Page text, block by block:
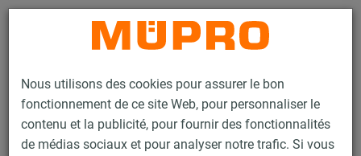
Nous utilisons des cookies pour assurer le bon
fonctionnement de ce site Web, pour personnaliser le
contenu et la publicité, pour fournir des fonctionnalités
de médias sociaux et pour analyser notre trafic. Si vous
Contact